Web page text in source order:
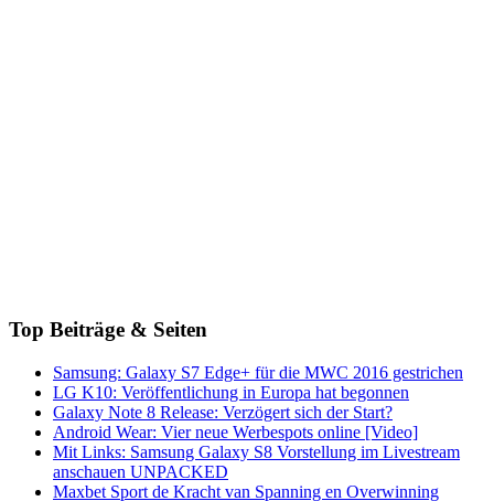
Top Beiträge & Seiten
Samsung: Galaxy S7 Edge+ für die MWC 2016 gestrichen
LG K10: Veröffentlichung in Europa hat begonnen
Galaxy Note 8 Release: Verzögert sich der Start?
Android Wear: Vier neue Werbespots online [Video]
Mit Links: Samsung Galaxy S8 Vorstellung im Livestream
anschauen UNPACKED
Maxbet Sport de Kracht van Spanning en Overwinning